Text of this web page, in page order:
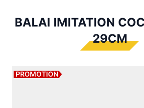
BALAI IMITATION
29CM
PROMOTION